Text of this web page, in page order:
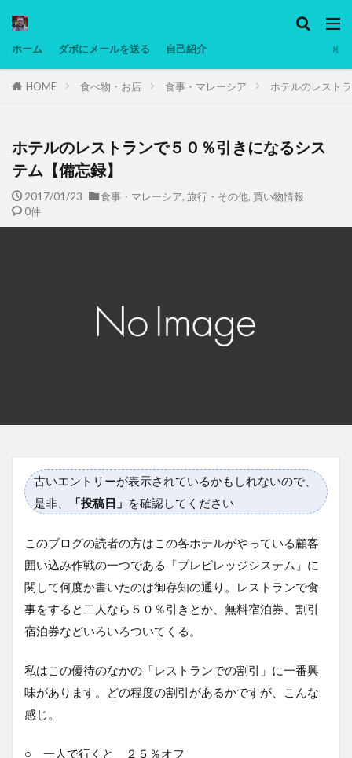
ホーム ダボにメールを送る 自己紹介
HOME 食べ物・お店 食事・マレーシア ホテルのレスト
ホテルのレストランで５０％引きになるシス
テム【備忘録】
2017/01/23 食事・マレーシア, 旅行・その他, 買い物情報
0件
古いエントリーが表示されているかもしれないので、
是非、
「投稿日」 を確認してください
このブログの読者の方はこの各ホテルがやっている顧客
囲い込み作戦の一つである「プレビレッジシステム」に
関して何度か書いたのは御存知の通り。レストランで食
事をすると二人なら５０％引きとか、無料宿泊券、割引
宿泊券などいろいろついてくる。
私はこの優待のなかの「レストランでの割引」に一番興
味があります。どの程度の割引があるかですが、こんな
感じ。
○ 一人で行くと ２５％オフ
タグ
マレーシア動画
ヨーグルト
低温調理・スロークッカー
備忘録
動画 日本人村社会 脱水シート